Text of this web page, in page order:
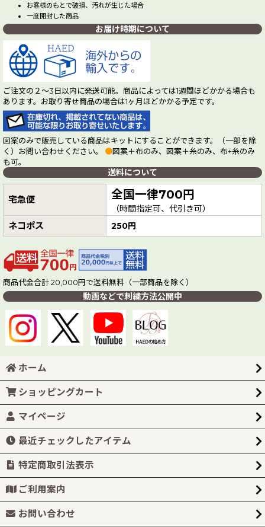
お客様のもとで破損、汚れが生じた場合
一度開封した商品
お届け時期について
ご注文の２～3日以内に発送可能。商品によっては1週間ほどかかる場合も
あります。お取り寄せ商品の場合は1ヶ月ほどかかる予定です。
図案のみで販売している商品はキットにすることができます。（一部を除
く）お問い合わせください。 ●図案＋布のみ、図案＋糸のみ、布+糸のみ
も可。
送料について
宅急便 全国一律700円
（時間指定可、代引き可）
ネコポス 250円
商品代金合計 20,000円で送料無料（一部商品を除く）
動画などで刺繍方法公開中
ホーム
ショッピングカート
マイページ
最近チェックしたアイテム
特定商取引法表示
ご利用案内
お問い合わせ